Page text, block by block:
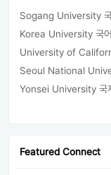
Sogang University 국
Korea University 국
University of
Seoul National
Yonsei University 국
Featured Connect